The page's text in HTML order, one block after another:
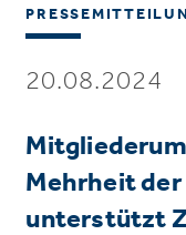
20.08.2024
Mehrheit
unterstützt